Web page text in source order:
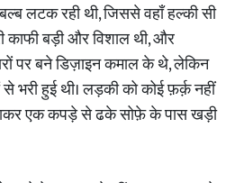
लटक रही थी, जिससे वहाँ हल्की सी
काफी बड़ी और विशाल थी, और
पर बने डिज़ाइन कमाल के थे, लेकिन
भरी हुई थी। लड़की को कोई फ़र्क़ नहीं
एक कपड़े से ढके सोफ़े के पास खड़ी